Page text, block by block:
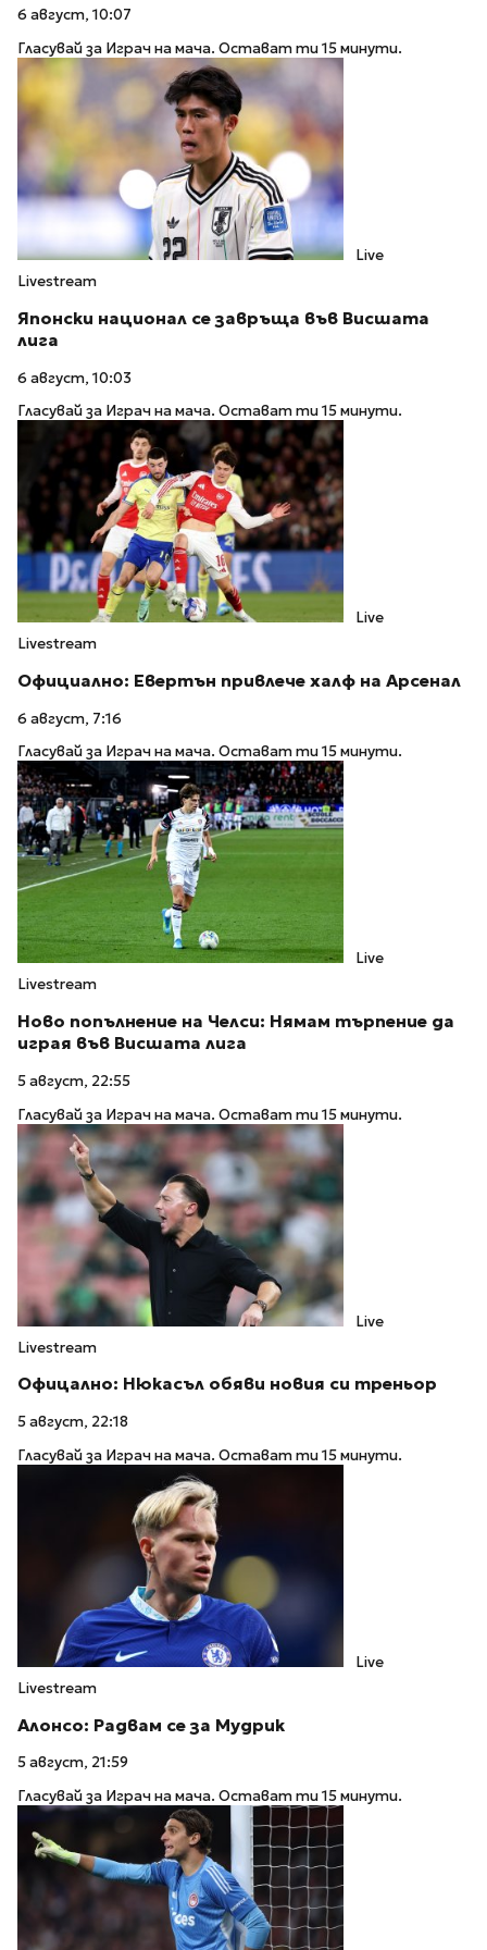
6 август, 10:07
Гласувай за Играч на мача. Остават ти 15 минути.
Live
Livestream
Японски национал се завръща във Висшата
лига
6 август, 10:03
Гласувай за Играч на мача. Остават ти 15 минути.
Live
Livestream
Официално: Евертън привлече халф на Арсенал
6 август, 7:16
Гласувай за Играч на мача. Остават ти 15 минути.
Live
Livestream
Ново попълнение на Челси: Нямам търпение да
играя във Висшата лига
5 август, 22:55
Гласувай за Играч на мача. Остават ти 15 минути.
Live
Livestream
Офицално: Нюкасъл обяви новия си треньор
5 август, 22:18
Гласувай за Играч на мача. Остават ти 15 минути.
Live
Livestream
Алонсо: Радвам се за Мудрик
5 август, 21:59
Гласувай за Играч на мача. Остават ти 15 минути.